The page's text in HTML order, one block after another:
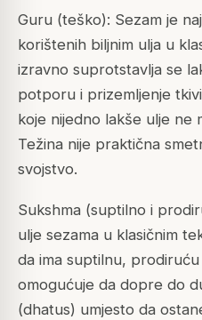
Guru (teško): Sezam je
korištenih biljnim ulja u
izravno suprotstavlja se
potporu i prizemljenje
koje nijedno lakše ulje ne
Težina nije praktična
svojstvo.
Sukshma (suptilno i
ulje sezama u klasičnim
da ima suptilnu,
omogućuje da dopre do
(dhatus) umjesto da